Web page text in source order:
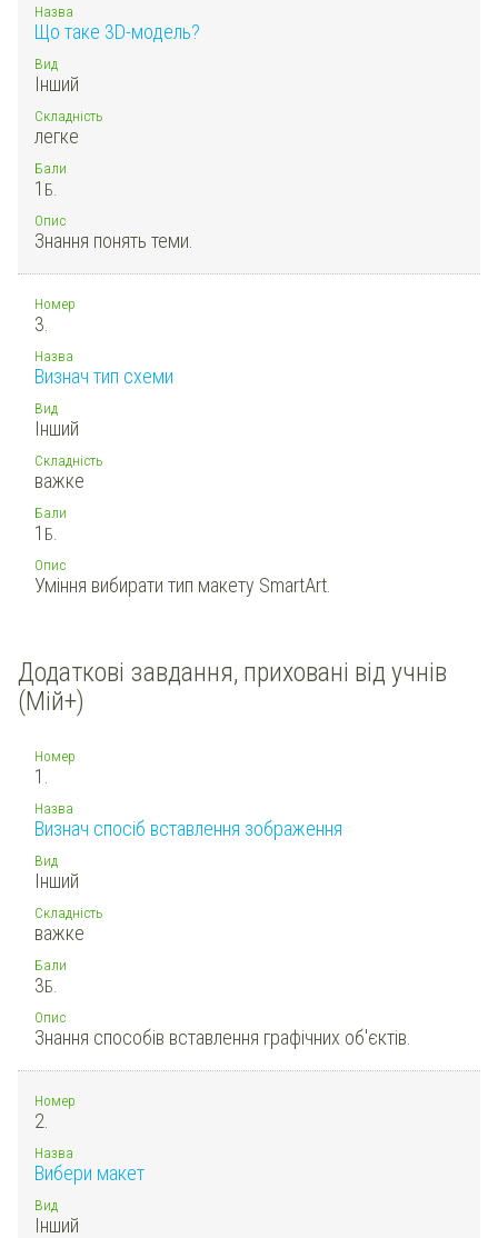
Назва
Що таке 3D-модель?
Вид
Інший
Складність
легке
Бали
1 Б.
Опис
Знання понять теми.
Номер
3.
Назва
Визнач тип схеми
Вид
Інший
Складність
важке
Бали
1 Б.
Опис
Уміння вибирати тип макету SmartArt.
Додаткові завдання, приховані від учнів
(Мій+)
Номер
1.
Назва
Визнач спосіб вставлення зображення
Вид
Інший
Складність
важке
Бали
3Б.
Опис
Знання способів вставлення графічних об'єктів.
Номер
2.
Назва
Вибери макет
Вид
Інший